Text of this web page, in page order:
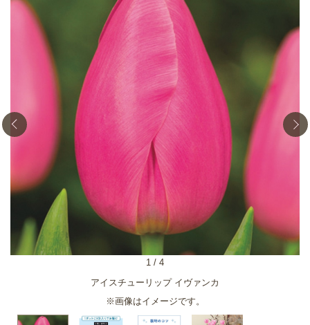
アイスチューリップ イヴァンカ
※画像はイメージです。
1 / 4